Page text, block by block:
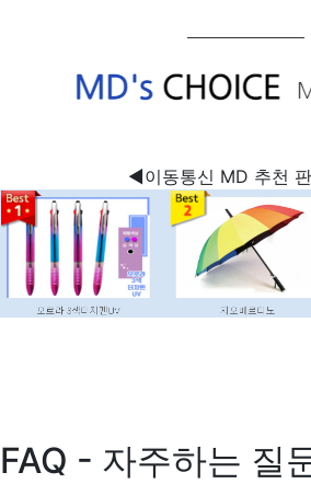
◀이동통신 MD 추천
FAQ - 자주하는 질